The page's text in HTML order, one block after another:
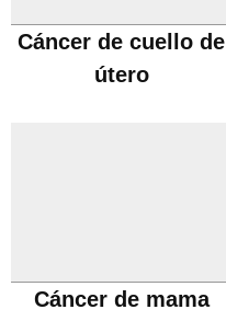
Cáncer de cuello de
útero
Cáncer de mama